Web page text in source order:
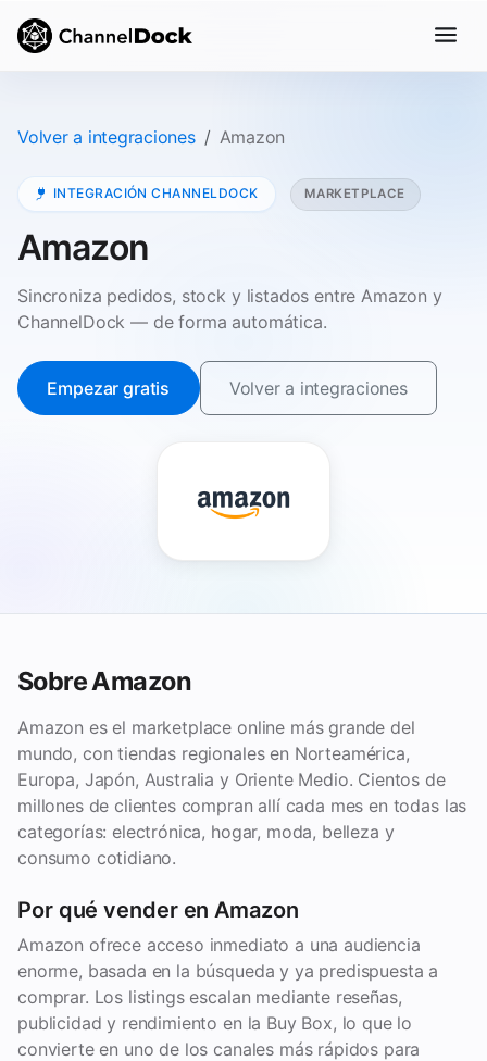
Volver a integraciones Amazon
INTEGRACIÓN CHANNELDOCK MARKETPLACE
Amazon
Sincroniza pedidos, stock y listados entre Amazon y
ChannelDock — de forma automática.
Empezar gratis Volver a integraciones
Sobre Amazon
Amazon es el marketplace online más grande del
mundo, con tiendas regionales en Norteamérica,
Europa, Japón, Australia y Oriente Medio. Cientos de
millones de clientes compran allí cada mes en todas las
categorías: electrónica, hogar, moda, belleza y
consumo cotidiano.
Por qué vender en Amazon
Amazon ofrece acceso inmediato a una audiencia
enorme, basada en la búsqueda y ya predispuesta a
comprar. Los listings escalan mediante reseñas,
publicidad y rendimiento en la Buy Box, lo que lo
convierte en uno de los canales más rápidos para